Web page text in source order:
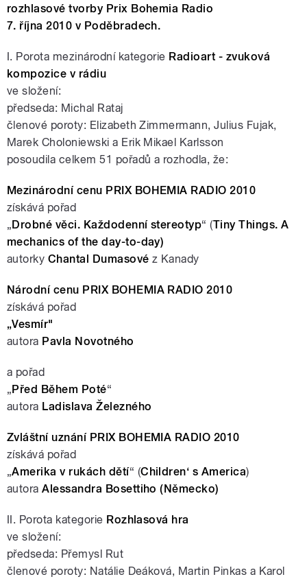
rozhlasové tvorby Prix Bohemia Radio
7. října 2010 v Poděbradech.
I. Porota mezinárodní kategorie Radioart - zvuková
kompozice v rádiu
ve složení:
předseda: Michal Rataj
členové poroty: Elizabeth Zimmermann, Julius Fujak,
Marek Choloniewski a Erik Mikael Karlsson
posoudila celkem 51 pořadů a rozhodla, že:
Mezinárodní cenu PRIX BOHEMIA RADIO 2010
získává pořad
„Drobné věci. Každodenní stereotyp“ (Tiny Things. A
mechanics of the day-to-day)
autorky Chantal Dumasové z Kanady
Národní cenu PRIX BOHEMIA RADIO 2010
získává pořad
„Vesmír"
autora Pavla Novotného
a pořad
„Před Během Poté“
autora Ladislava Železného
Zvláštní uznání PRIX BOHEMIA RADIO 2010
získává pořad
„Amerika v rukách dětí“ (Children‘ s America)
autoraAlessandra Bosettiho (Německo)
II. Porota kategorie Rozhlasová hra
ve složení:
předseda: Přemysl Rut
členové poroty: Natálie Deáková, Martin Pinkas a Karol